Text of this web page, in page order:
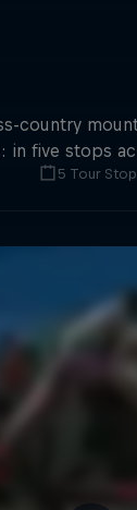
country
in five stops
5 Tour